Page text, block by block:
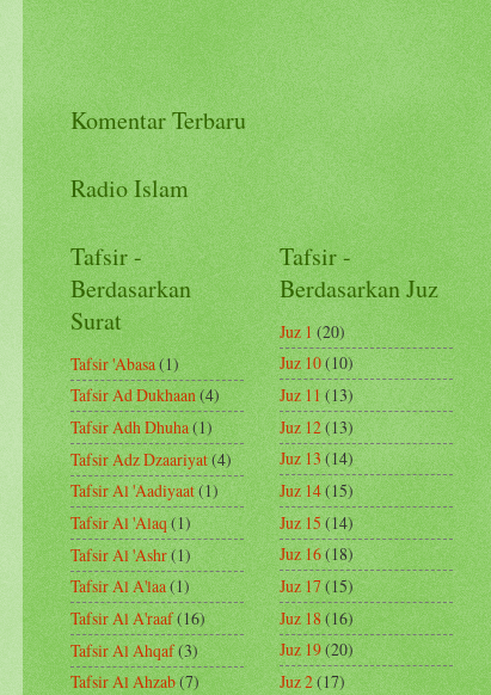
Komentar Terbaru
Radio Islam
Tafsir -
Berdasarkan
Surat
Tafsir 'Abasa(1)
Tafsir Ad Dukhaan(4)
Tafsir Adh Dhuha(1)
Tafsir Adz Dzaariyat(4)
Tafsir Al 'Aadiyaat(1)
Tafsir Al 'Alaq(1)
Tafsir Al 'Ashr(1)
Tafsir Al A'laa(1)
Tafsir Al A'raaf(16)
Tafsir Al Ahqaf(3)
Tafsir Al Ahzab(7)
Tafsir -
Berdasarkan Juz
Juz 1(20)
Juz 10(10)
Juz 11 (13)
Juz 12(13)
Juz 13(14)
Juz 14(15)
Juz 15 (14)
Juz 16(18)
Juz 17(15)
Juz 18(16)
Juz 19(20)
Juz 2(17)